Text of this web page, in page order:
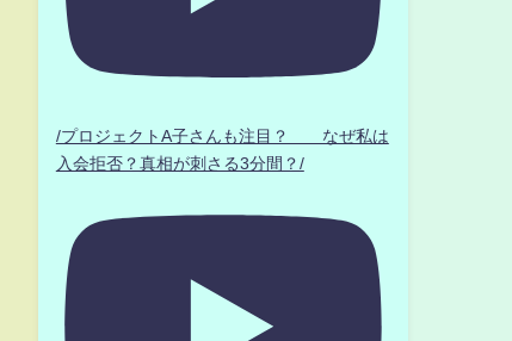
/プロジェクトA子さんも注目？ なぜ私は
入会拒否？真相が刺さる3分間？/